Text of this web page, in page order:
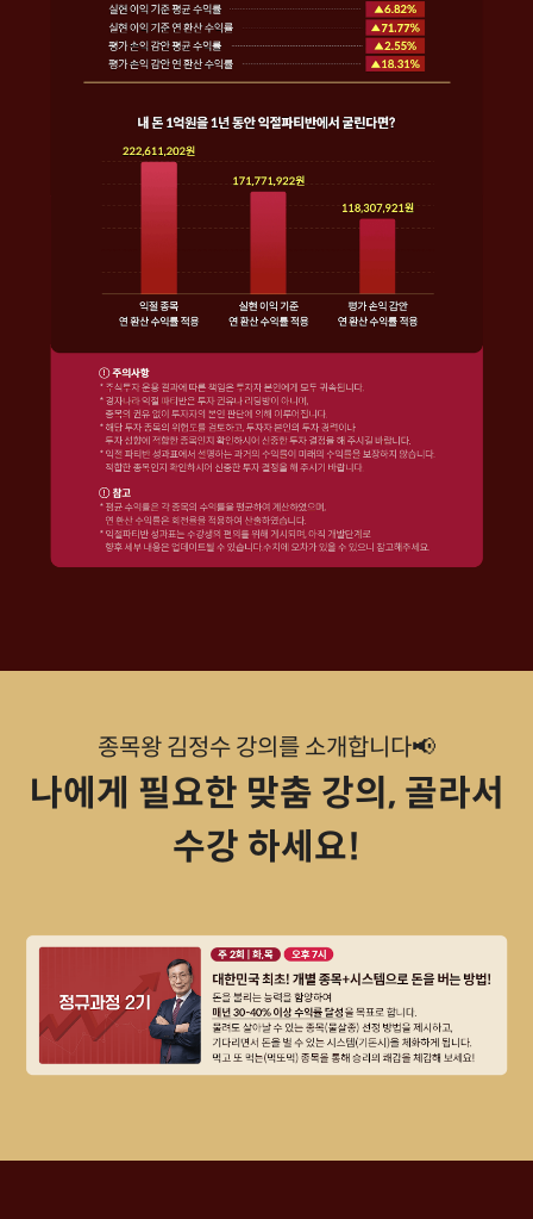
종목왕 김정수 강의를 소개합니다📢
나에게 필요한 맞춤 강의, 골라서
수강 하세요!